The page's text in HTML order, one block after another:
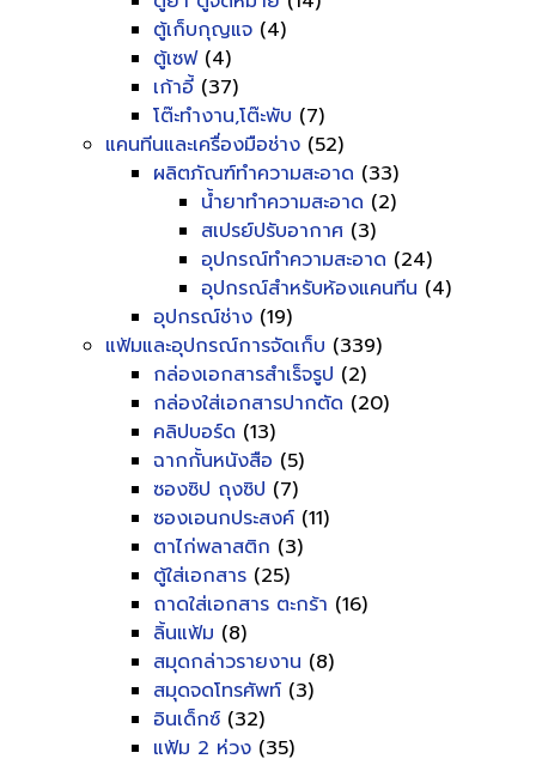
ตู้เก็บกุญแจ (4)
ตู้เซฟ(4)
เก้าอี้ (37)
โต๊ะทำงาน,โต๊ะพับ (7)
แคนทีนและเครื่องมือช่าง (52)
ผลิตภัณฑ์ทำความสะอาด (33)
น้ำยาทำความสะอาด (2)
สเปรย์ปรับอากาศ (3)
อุปกรณ์ทำความสะอาด (24)
อุปกรณ์สำหรับห้องแคนทีน (4)
อุปกรณ์ช่าง (19)
แฟ้มและอุปกรณ์การจัดเก็บ (339)
กล่องเอกสารสำเร็จรูป (2)
กล่องใส่เอกสารปากตัด (20)
คลิปบอร์ด (13)
ฉากกั้นหนังสือ (5)
ซองซิป ถุงซิป (7)
ซองเอนกประสงค์ (11)
ตาไก่พลาสติก (3)
ตู้ใส่เอกสาร (25)
ถาดใส่เอกสาร ตะกร้า (16)
ลิ้นแฟ้ม (8)
สมุดกล่าวรายงาน (8)
สมุดจดโทรศัพท์ (3)
อินเด็กซ์ (32)
แฟ้ม 2 ห่วง (35)